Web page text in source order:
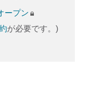
ープン
が必要です。)